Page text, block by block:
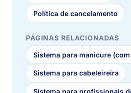
Política de cancelamento
PÁGINAS RELACIONADAS
Sistema para manicure
Sistema para cabeleireira